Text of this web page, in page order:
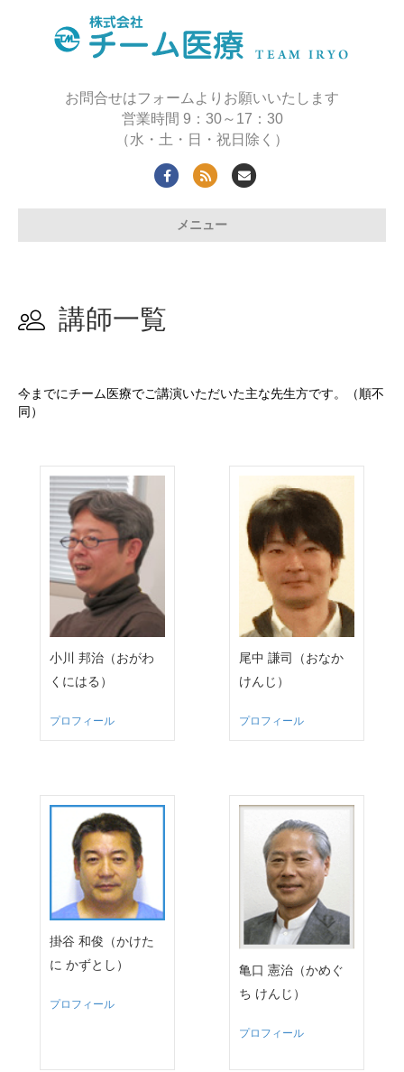
お問合せはフォームよりお願いいたします
営業時間 9：30～17：30
（水・土・日・祝日除く）
Facebook
Rss Email
メニュー
講師一覧
今までにチーム医療でご講演いただいた主な先生方です。（順不
同）
小川 邦治（おがわ
くにはる）
プロフィール
尾中 謙司（おなか
けんじ）
プロフィール
掛谷 和俊（かけた
に かずとし）
プロフィール
亀口 憲治（かめぐ
ち けんじ）
プロフィール